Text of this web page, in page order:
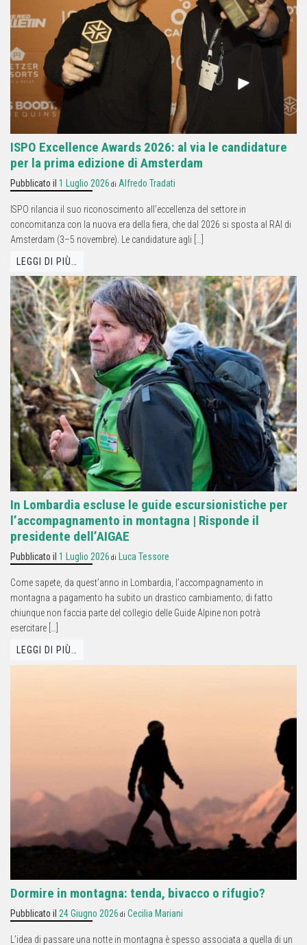
ISPO Excellence Awards 2026: al via le candidature
per la prima edizione di Amsterdam
Pubblicato il 1 Luglio 2026 di Alfredo Tradati
ISPO rilancia il suo riconoscimento all’eccellenza del settore in
concomitanza con la nuova era della fiera, che dal 2026 si sposta al RAI di
Amsterdam (3–5 novembre). Le candidature agli […]
LEGGI DI PIÙ…
In Lombardia escluse le guide escursionistiche per
l’accompagnamento in montagna | Risponde il
presidente dell’AIGAE
Pubblicato il 1 Luglio 2026 di Luca Tessore
Come sapete, da quest’anno in Lombardia, l’accompagnamento in
montagna a pagamento ha subito un drastico cambiamento; di fatto
chiunque non faccia parte del collegio delle Guide Alpine non potrà
esercitare […]
LEGGI DI PIÙ…
Dormire in montagna: tenda, bivacco o rifugio?
Pubblicato il 24 Giugno 2026 di Cecilia Mariani
L’idea di passare una notte in montagna è spesso associata a quella di un